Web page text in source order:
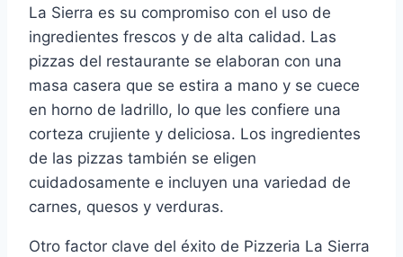
La Sierra es su compromiso con el uso de
ingredientes frescos y de alta calidad. Las
pizzas del restaurante se elaboran con una
masa casera que se estira a mano y se cuece
en horno de ladrillo, lo que les confiere una
corteza crujiente y deliciosa. Los ingredientes
de las pizzas también se eligen
cuidadosamente e incluyen una variedad de
carnes, quesos y verduras.
Otro factor clave del éxito de Pizzeria La Sierra